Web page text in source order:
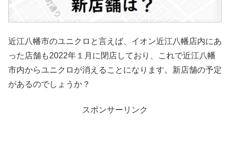
近江八幡市のユニクロと言えば、イオン近江八幡店内にあ
った店舗も2022年１月に閉店しており、これで近江八幡
市内からユニクロが消えることになります。新店舗の予定
があるのでしょうか？
スポンサーリンク